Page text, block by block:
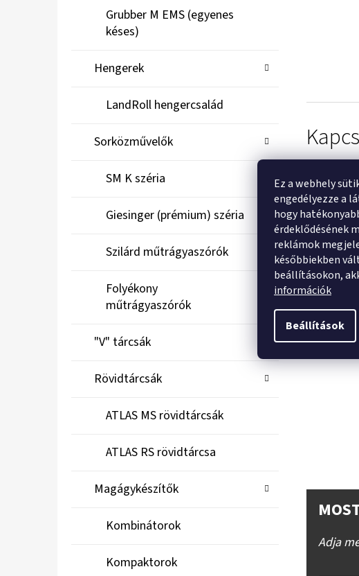
Ez a webhely
engedélyezze a
hogy
érdeklődésének
reklámok
későbbiekben
beállításokon,
információk
Beállítások
Grubber M EMS (egyenes
késes)
Hengerek
LandRoll hengercsalád
Sorközművelők
SM K széria
Giesinger (prémium) széria
Szilárd műtrágyaszórók
Folyékony
műtrágyaszórók
"V" tárcsák
Rövidtárcsák
ATLAS MS rövidtárcsák
ATLAS RS rövidtárcsa
Magágykészítők
Kombinátorok
Kompaktorok
Adja